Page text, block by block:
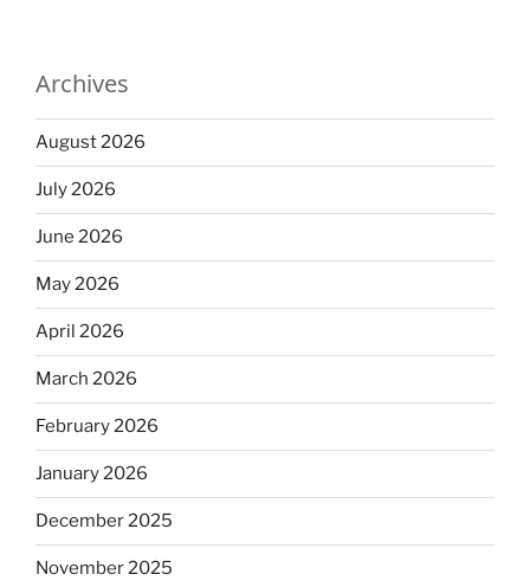
Archives
August 2026
July 2026
June 2026
May 2026
April 2026
March 2026
February 2026
January 2026
December 2025
November 2025